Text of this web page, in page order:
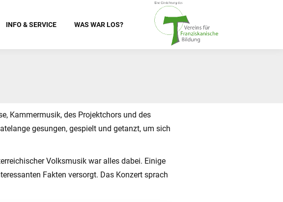
INFO & SERVICE WAS WAR LOS?
Kammermusik, des Projektchors und des
gesungen, gespielt und getanzt, um sich
Volksmusik war alles dabei. Einige
Fakten versorgt. Das Konzert sprach